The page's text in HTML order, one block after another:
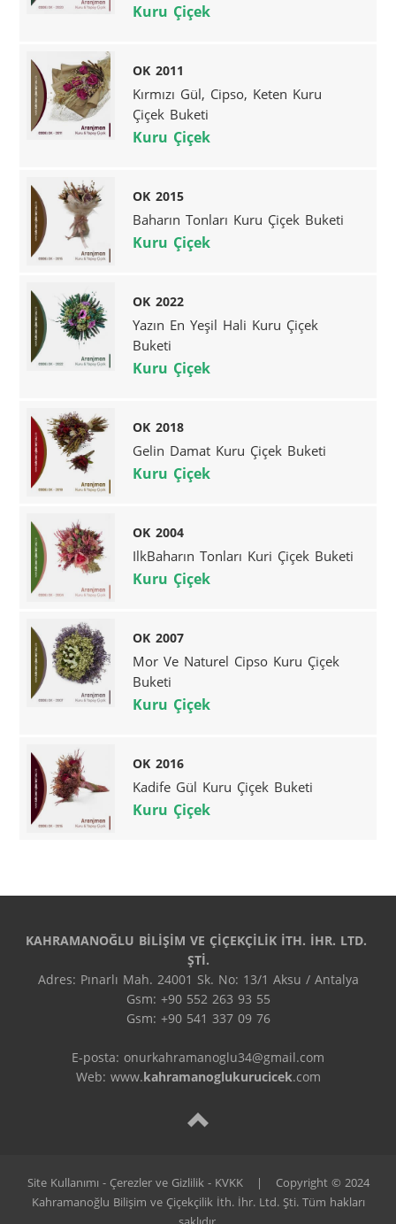
Kuru Çiçek
OK 2011
Kırmızı Gül, Cipso, Keten Kuru
Çiçek Buketi
Kuru Çiçek
OK 2015
Baharın Tonları Kuru Çiçek Buketi
Kuru Çiçek
OK 2022
Yazın En Yeşil Hali Kuru Çiçek
Buketi
Kuru Çiçek
OK 2018
Gelin Damat Kuru Çiçek Buketi
Kuru Çiçek
OK 2004
IlkBaharın Tonları Kuri Çiçek Buketi
Kuru Çiçek
OK 2007
Mor Ve Naturel Cipso Kuru Çiçek
Buketi
Kuru Çiçek
OK 2016
Kadife Gül Kuru Çiçek Buketi
Kuru Çiçek
KAHRAMANOĞLU BİLİŞİM VE ÇİÇEKÇİLİK İTH. İHR. LTD.
ŞTİ.
Adres: Pınarlı Mah. 24001 Sk. No: 13/1 Aksu / Antalya
Gsm: +90 552 263 93 55
Gsm: +90 541 337 09 76
E-posta: onurkahramanoglu34@gmail.com
Web: www.kahramanoglukurucicek.com
Site Kullanımı - Çerezler ve Gizlilik - KVKK |
Copyright © 2024
Kahramanoğlu Bilişim ve Çiçekçilik İth. İhr. Ltd. Şti. Tüm hakları